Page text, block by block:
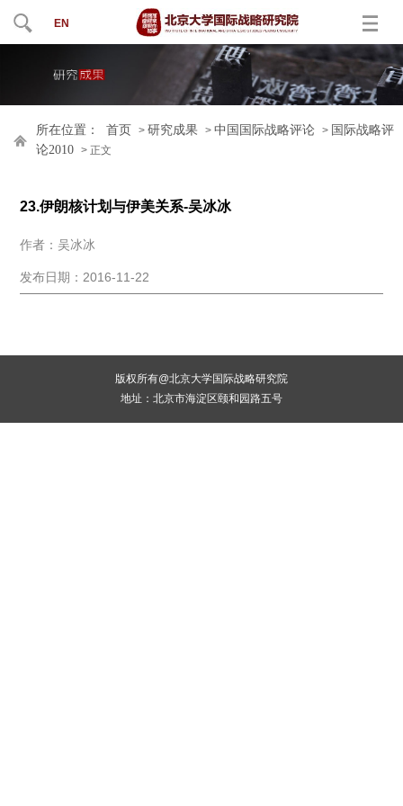
EN
所在位置： 首页 >研究成果 >中国国际战略评论 > 国际战略评
论2010 > 正文
23.伊朗核计划与伊美关系-吴冰冰
作者：吴冰冰
发布日期：2016-11-22
版权所有@北京大学国际战略研究院
地址：北京市海淀区颐和园路五号